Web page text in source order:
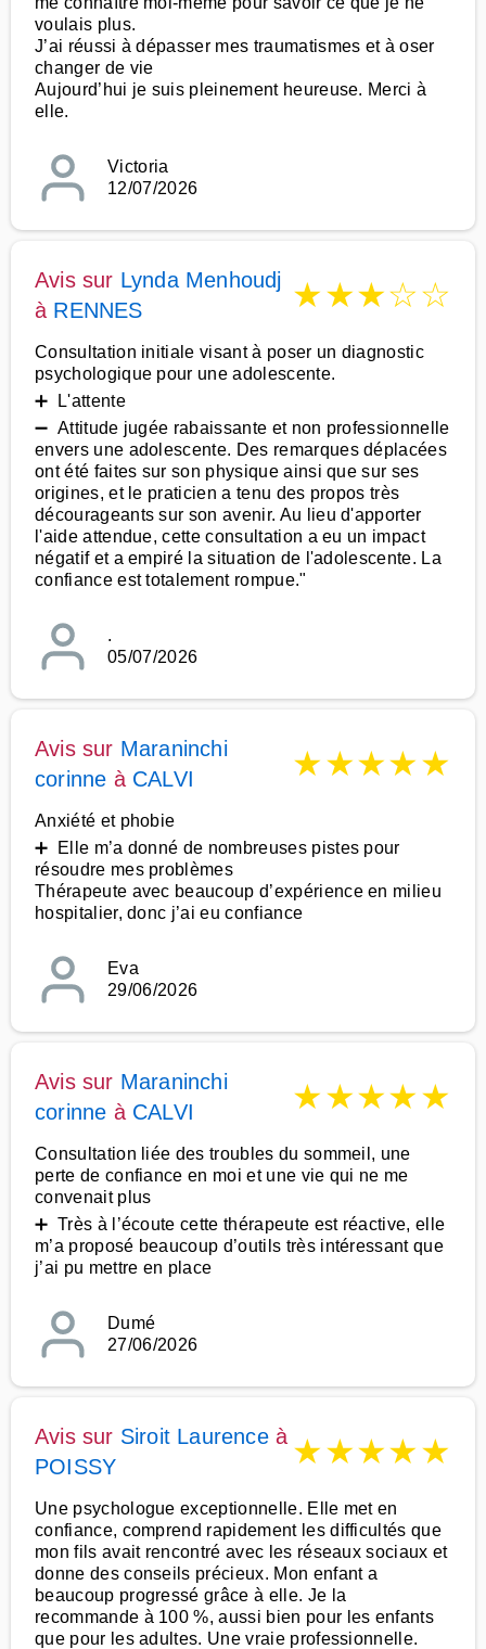
voulais plus.
J’ai réussi à dépasser mes traumatismes et à oser
changer de vie
Aujourd’hui je suis pleinement heureuse. Merci à
elle.
Victoria
12/07/2026
Avis sur Lynda Menhoudj
à RENNES ★★★☆☆
Consultation initiale visant à poser un diagnostic
psychologique pour une adolescente.
➕ L'attente
➖ Attitude jugée rabaissante et non professionnelle
envers une adolescente. Des remarques déplacées
ont été faites sur son physique ainsi que sur ses
origines, et le praticien a tenu des propos très
décourageants sur son avenir. Au lieu d'apporter
l'aide attendue, cette consultation a eu un impact
négatif et a empiré la situation de l'adolescente. La
confiance est totalement rompue."
.
05/07/2026
Avis sur Maraninchi
corinne à CALVI ★★★★★
Anxiété et phobie
➕ Elle m’a donné de nombreuses pistes pour
résoudre mes problèmes
Thérapeute avec beaucoup d’expérience en milieu
hospitalier, donc j’ai eu confiance
Eva
29/06/2026
Avis sur Maraninchi
corinne à CALVI ★★★★★
Consultation liée des troubles du sommeil, une
perte de confiance en moi et une vie qui ne me
convenait plus
➕ Très à l’écoute cette thérapeute est réactive, elle
m’a proposé beaucoup d’outils très intéressant que
j’ai pu mettre en place
Dumé
27/06/2026
Avis sur Siroit Laurenceà
POISSY
★★★★★
Une psychologue exceptionnelle. Elle met en
confiance, comprend rapidement les difficultés que
mon fils avait rencontré avec les réseaux sociaux et
donne des conseils précieux. Mon enfant a
beaucoup progressé grâce à elle. Je la
recommande à 100 %, aussi bien pour les enfants
que pour les adultes. Une vraie professionnelle.